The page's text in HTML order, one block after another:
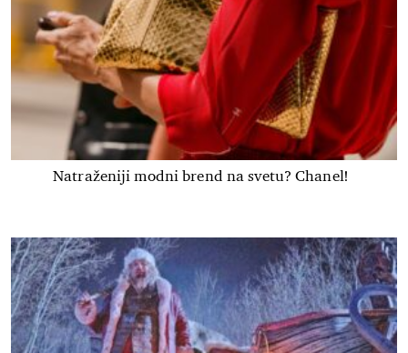
Natraženiji modni brend na svetu? Chanel!